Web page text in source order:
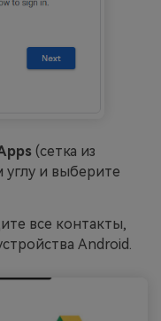
(сетка из
углу и выберите
все контакты,
Android.